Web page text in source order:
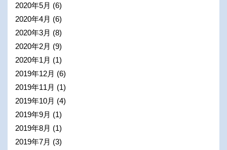
2020年5月 (6)
2020年4月 (6)
2020年3月 (8)
2020年2月 (9)
2020年1月 (1)
2019年12月 (6)
2019年11月 (1)
2019年10月 (4)
2019年9月 (1)
2019年8月 (1)
2019年7月 (3)